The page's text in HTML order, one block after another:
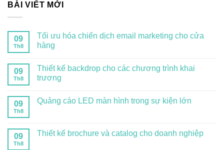
BÀI VIẾT MỚI
09
Th8
Tối ưu hóa chiến dịch email marketing cho cửa
hàng
09
Th8
Thiết kế backdrop cho các chương trình khai
trương
09
Th8
Quảng cáo LED màn hình trong sự kiện lớn
09
Th8
Thiết kế brochure và catalog cho doanh nghiệp